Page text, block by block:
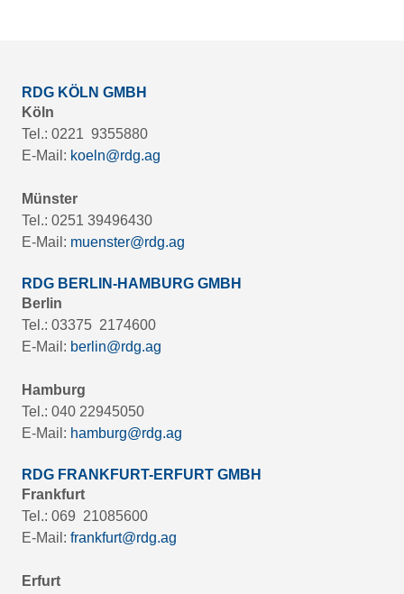
RDG KÖLN GMBH
Köln
Tel.: 0221 9355880
E-Mail: koeln@rdg.ag
Münster
Tel.: 0251 39496430
E-Mail: muenster@rdg.ag
RDG BERLIN-HAMBURG GMBH
Berlin
Tel.: 03375 2174600
E-Mail: berlin@rdg.ag
Hamburg
Tel.: 040 22945050
E-Mail: hamburg@rdg.ag
RDG FRANKFURT-ERFURT GMBH
Frankfurt
Tel.: 069 21085600
E-Mail: frankfurt@rdg.ag
Erfurt